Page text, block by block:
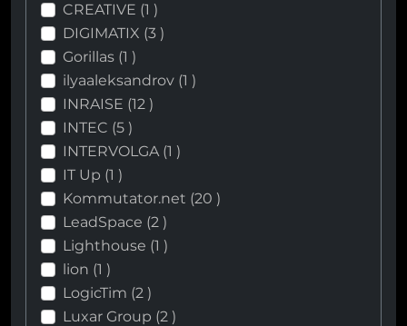
CREATIVE (1 )
DIGIMATIX (3 )
Gorillas (1 )
ilyaaleksandrov (1 )
INRAISE (12 )
INTEC (5 )
INTERVOLGA (1 )
IT Up (1 )
Kommutator.net (20 )
LeadSpace (2 )
Lighthouse (1 )
lion (1 )
LogicTim (2 )
Luxar Group (2 )